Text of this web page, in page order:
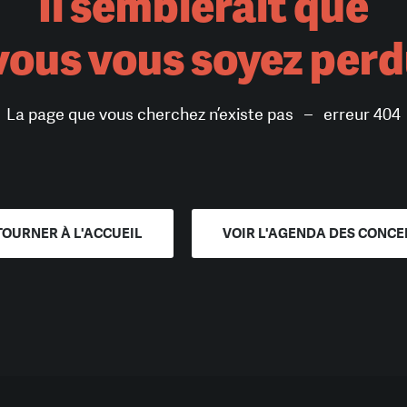
vous soyez
La page que vous cherchez n’existe pas – erreur 404
À L'ACCUEIL VOIR L'AGENDA DES